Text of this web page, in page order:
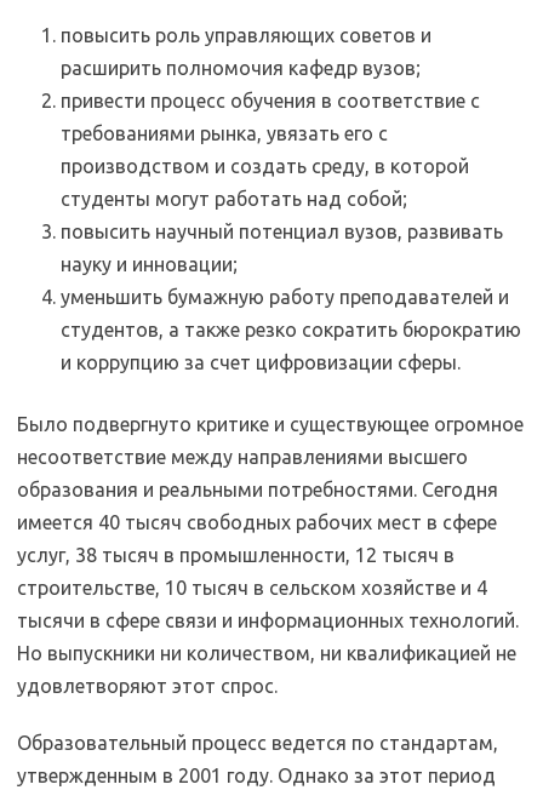
повысить роль управляющих советов и
расширить полномочия кафедр вузов;
привести процесс обучения в соответствие с
требованиями рынка, увязать его с
производством и создать среду, в которой
студенты могут работать над собой;
повысить научный потенциал вузов, развивать
науку и инновации;
уменьшить бумажную работу преподавателей и
студентов, а также резко сократить бюрократию
и коррупцию за счет цифровизации сферы.
Было подвергнуто критике и существующее огромное
несоответствие между направлениями высшего
образования и реальными потребностями. Сегодня
имеется 40 тысяч свободных рабочих мест в сфере
услуг, 38 тысяч в промышленности, 12 тысяч в
строительстве, 10 тысяч в сельском хозяйстве и 4
тысячи в сфере связи и информационных технологий.
Но выпускники ни количеством, ни квалификацией не
удовлетворяют этот спрос.
Образовательный процесс ведется по стандартам,
утвержденным в 2001 году. Однако за этот период